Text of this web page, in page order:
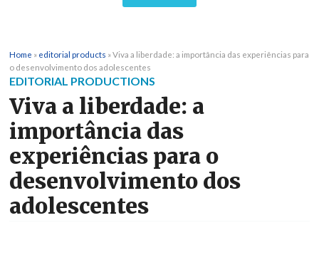
Home » editorial products »Viva a liberdade: a importância das experiências para
o desenvolvimento dos adolescentes
EDITORIAL PRODUCTIONS
Viva a liberdade: a
importância das
experiências para o
desenvolvimento dos
adolescentes